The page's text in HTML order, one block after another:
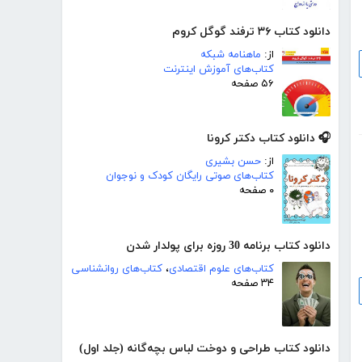
دانلود کتاب ۳۶ ترفند گوگل کروم
از: ماهنامه شبکه
کتاب‌های آموزش اینترنت
۵۶ صفحه
🎧 دانلود کتاب دکتر کرونا
از: حسن بشیری
کتاب‌های صوتی رایگان کودک و نوجوان
۰ صفحه
دانلود کتاب برنامه 30 روزه برای پولدار شدن
کتاب‌های علوم اقتصادی، کتاب‌های روانشناسی
۳۴ صفحه
دانلود کتاب طراحی و دوخت لباس بچه‌گانه (جلد اول)